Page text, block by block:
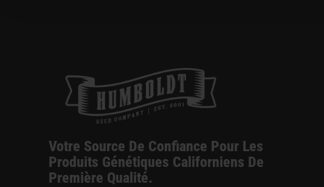
Votre Source De Confiance Pour Les
Produits Génétiques Californiens De
Première Qualité.